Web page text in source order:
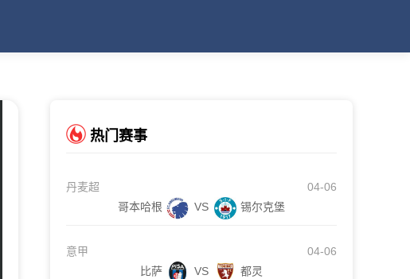
热门赛事
丹麦超
04-06
哥本哈根
VS 锡尔克堡
意甲
04-06
比萨
VS 都灵